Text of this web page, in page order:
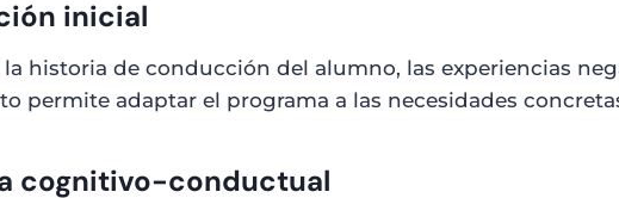
inicial
historia de conducción del alumno, las experiencias
permite adaptar el programa a las necesidades
cognitivo-conductual